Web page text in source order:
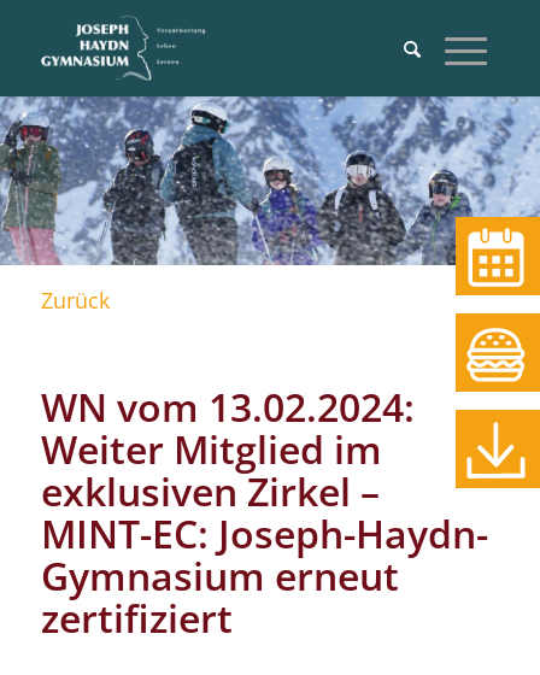
Zurück
WN vom 13.02.2024:
Weiter Mitglied im
exklusiven Zirkel –
MINT-EC: Joseph-Haydn-
Gymnasium erneut
zertifiziert
Termine
Download